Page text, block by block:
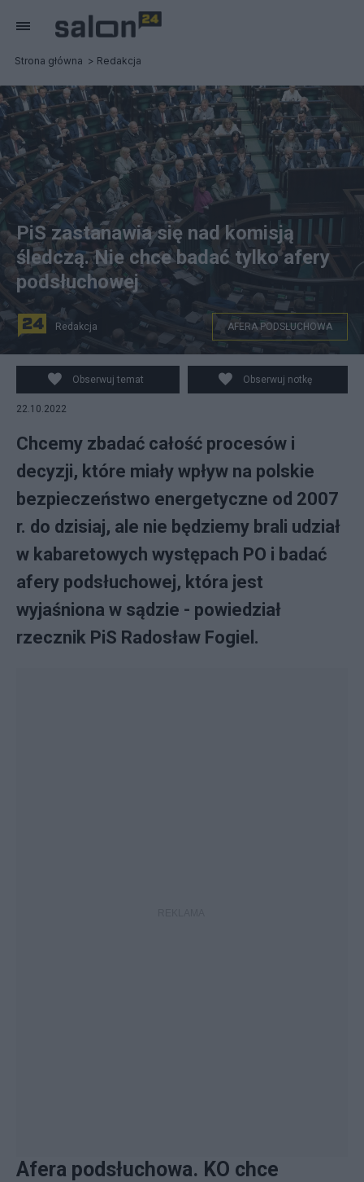
Strona główna Redakcja
PiS zastanawia się nad komisją śledczą. Fot.
PAP/Mateusz Marek
PiS zastanawia się nad komisją
śledczą. Nie chce badać tylko afery
podsłuchowej
Redakcja AFERA PODSŁUCHOWA
Obserwuj temat Obserwuj notkę
22.10.2022
Chcemy zbadać całość procesów i
decyzji, które miały wpływ na polskie
bezpieczeństwo energetyczne od 2007
r. do dzisiaj, ale nie będziemy brali udział
w kabaretowych występach PO i badać
afery podsłuchowej, która jest
wyjaśniona w sądzie - powiedział
rzecznik PiS Radosław Fogiel.
Afera podsłuchowa. KO chce